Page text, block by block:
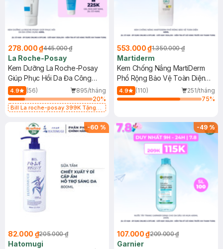
278.000 ₫445.000 ₫
La Roche-Posay
Kem Dưỡng La Roche-Posay
Giúp Phục Hồi Da Đa Công
Dụng 40ml
4.9 (56)
895/tháng
20%
Bill La roche-posay 399K Tặng
(SL có hạn)
553.000 ₫1.350.000 ₫
Martiderm
Kem Chống Nắng MartiDerm
Phổ Rộng Bảo Vệ Toàn Diện
40ml
4.9 (110)
251/tháng
75%
-60 %
82.000 ₫205.000 ₫
Hatomugi
-49%
107.000 ₫209.000 ₫
Garnier